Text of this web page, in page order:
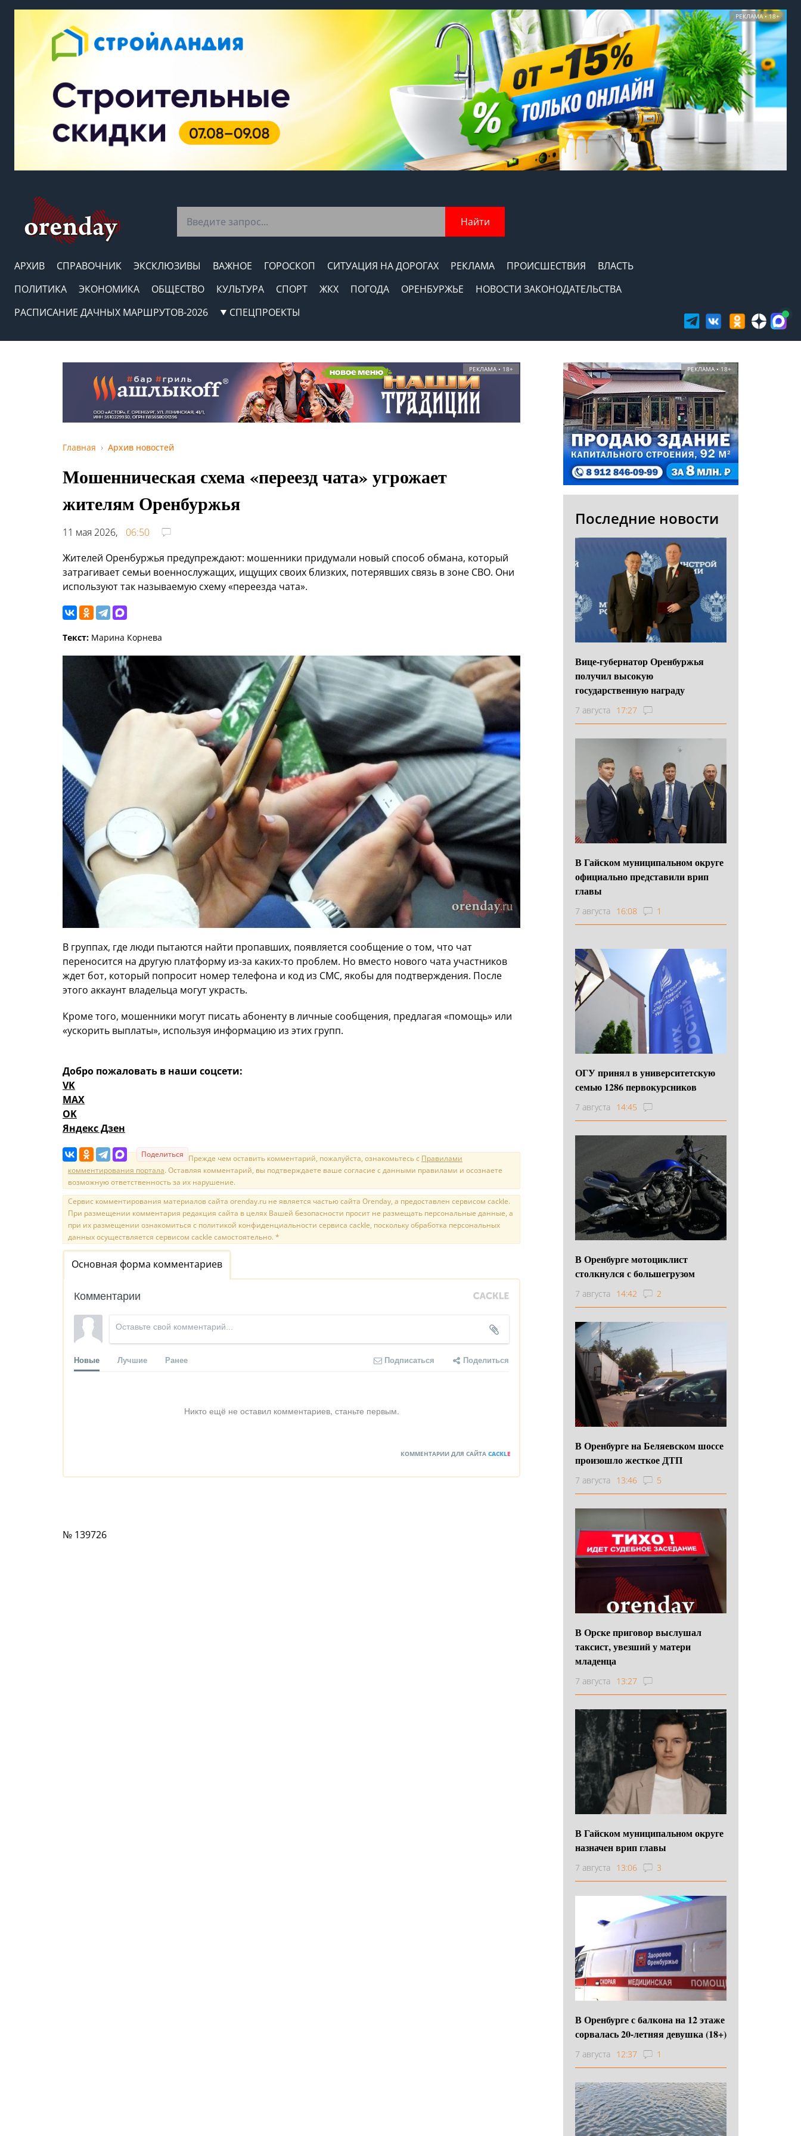
РЕКЛАМА • 18+
Найти
АРХИВ СПРАВОЧНИК ЭКСКЛЮЗИВЫ ВАЖНОЕ ГОРОСКОП СИТУАЦИЯ НА ДОРОГАХ РЕКЛАМА ПРОИСШЕСТВИЯ
ВЛАСТЬ
ПОЛИТИКА
ЭКОНОМИКА ОБЩЕСТВО КУЛЬТУРА СПОРТ ЖКХ ПОГОДА ОРЕНБУРЖЬЕ
НОВОСТИ ЗАКОНОДАТЕЛЬСТВА
РАСПИСАНИЕ ДАЧНЫХ МАРШРУТОВ-2026
СПЕЦПРОЕКТЫ
РЕКЛАМА • 18+
Главная Архив новостей
Мошенническая схема «переезд чата» угрожает
жителям Оренбуржья
11 мая 2026,
06:50
Жителей Оренбуржья предупреждают: мошенники придумали новый способ обмана, который
затрагивает семьи военнослужащих, ищущих своих близких, потерявших связь в зоне СВО. Они
используют так называемую схему «переезда чата».
Текст: Марина Корнева
В группах, где люди пытаются найти пропавших, появляется сообщение о том, что чат
переносится на другую платформу из-за каких-то проблем. Но вместо нового чата участников
ждет бот, который попросит номер телефона и код из СМС, якобы для подтверждения. После
этого аккаунт владельца могут украсть.
Кроме того, мошенники могут писать абоненту в личные сообщения, предлагая «помощь» или
«ускорить выплаты», используя информацию из этих групп.
Добро пожаловать в наши соцсети:
VK
MAX
OK
Яндекс Дзен
Поделиться Прежде чем оставить комментарий, пожалуйста, ознакомьтесь с Правилами
комментирования портала. Оставляя комментарий, вы подтверждаете ваше согласие с данными правилами и осознаете
возможную ответственность за их нарушение.
Сервис комментирования материалов сайта orenday.ru не является частью сайта Orenday, а предоставлен сервисом cackle.
При размещении комментария редакция сайта в целях Вашей безопасности просит не размещать персональные данные, а
при их размещении ознакомиться с политикой конфиденциальности сервиса cackle, поскольку обработка персональных
данных осуществляется сервисом cackle самостоятельно. *
Основная форма комментариев
Комментарии
Новые Лучшие Ранее Подписаться Поделиться
Никто ещё не оставил комментариев, станьте первым.
КОММЕНТАРИИ ДЛЯ САЙТА CACKLE
№ 139726
РЕКЛАМА • 18+
Последние новости
Вице-губернатор Оренбуржья
получил высокую
государственную награду
7 августа 17:27
В Гайском муниципальном округе
официально представили врип
главы
7 августа 16:08 1
ОГУ принял в университетскую
семью 1286 первокурсников
7 августа 14:45
В Оренбурге мотоциклист
столкнулся с большегрузом
7 августа 14:42 2
В Оренбурге на Беляевском шоссе
произошло жесткое ДТП
7 августа 13:46 5
В Орске приговор выслушал
таксист, увезший у матери
младенца
7 августа 13:27
В Гайском муниципальном округе
назначен врип главы
7 августа 13:06 3
В Оренбурге с балкона на 12 этаже
сорвалась 20-летняя девушка (18+)
7 августа 12:37 1